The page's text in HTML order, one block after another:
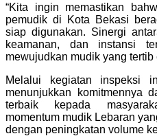
“Kita ingin memastikan
pemudik di Kota Bekasi
siap digunakan. Sinergi
keamanan, dan instansi
mewujudkan mudik yang tertib
Melalui kegiatan inspeksi
menunjukkan komitmennya
terbaik kepada
momentum mudik Lebaran
dengan peningkatan volume